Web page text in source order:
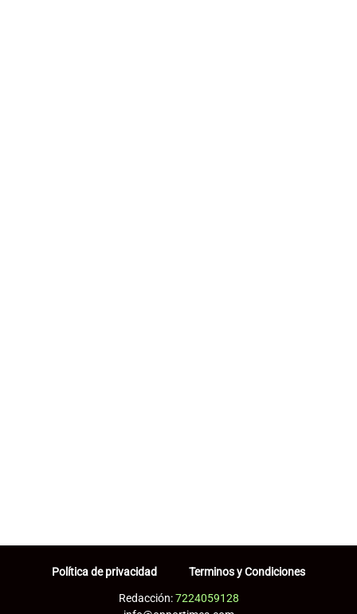
Política de privacidad Terminos y Condiciones
Redacción:7224059128